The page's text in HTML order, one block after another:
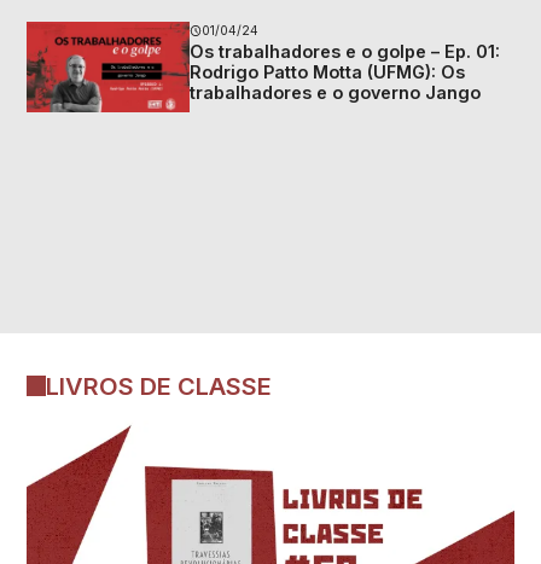
01/04/24
Os trabalhadores e o golpe – Ep. 01:
Rodrigo Patto Motta (UFMG): Os
trabalhadores e o governo Jango
LIVROS DE CLASSE